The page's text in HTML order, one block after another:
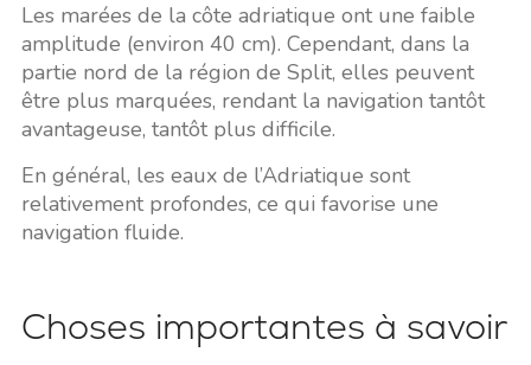
Les marées de la côte adriatique ont une faible
amplitude (environ 40 cm). Cependant, dans la
partie nord de la région de Split, elles peuvent
être plus marquées, rendant la navigation tantôt
avantageuse, tantôt plus difficile.
En général, les eaux de l’Adriatique sont
relativement profondes, ce qui favorise une
navigation fluide.
Choses importantes à savoir